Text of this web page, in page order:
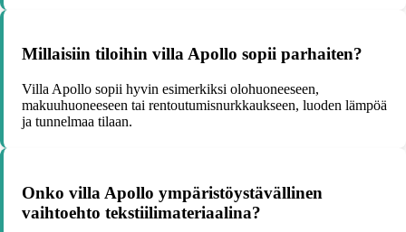
Millaisiin tiloihin villa Apollo sopii parhaiten?
Villa Apollo sopii hyvin esimerkiksi olohuoneeseen,
makuuhuoneeseen tai rentoutumisnurkkaukseen, luoden lämpöä
ja tunnelmaa tilaan.
Onko villa Apollo ympäristöystävällinen
vaihtoehto tekstiilimateriaalina?